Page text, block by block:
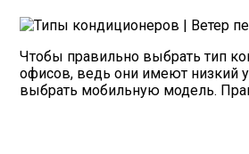
Чтобы правильно выбрать тип
офисов, ведь они имеют низкий
выбрать мобильную модель.